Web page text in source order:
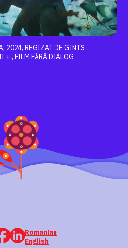
2024, REGIZAT DE GINTS
+ , FILM FĂRĂ DIALOG
Romanian
English